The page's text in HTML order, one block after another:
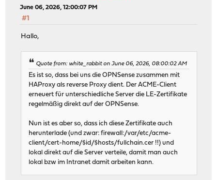
June 06, 2026, 12:00:07 PM
#1
Hallo,
Quote from: white_rabbit on June 06, 2026, 08:00:02 AM
Es ist so, dass bei uns die OPNSense zusammen mit
HAProxy als reverse Proxy dient. Der ACME-Client
erneuert für unterschiedliche Server die LE-Zertifikate
regelmäßig direkt auf der OPNSense.
Nun ist es aber so, dass ich diese Zertifikate auch
herunterlade (und zwar: firewall:/var/etc/acme-
client/cert-home/$id/$hosts/fullchain.cer !!) und
lokal direkt auf die Server verteile, damit man auch
lokal bzw im Intranet damit arbeiten kann.